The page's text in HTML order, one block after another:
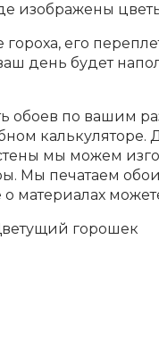
изображены
его
день будет
обоев по вашим
калькуляторе.
мы можем
Мы печатаем
материалах
горошек